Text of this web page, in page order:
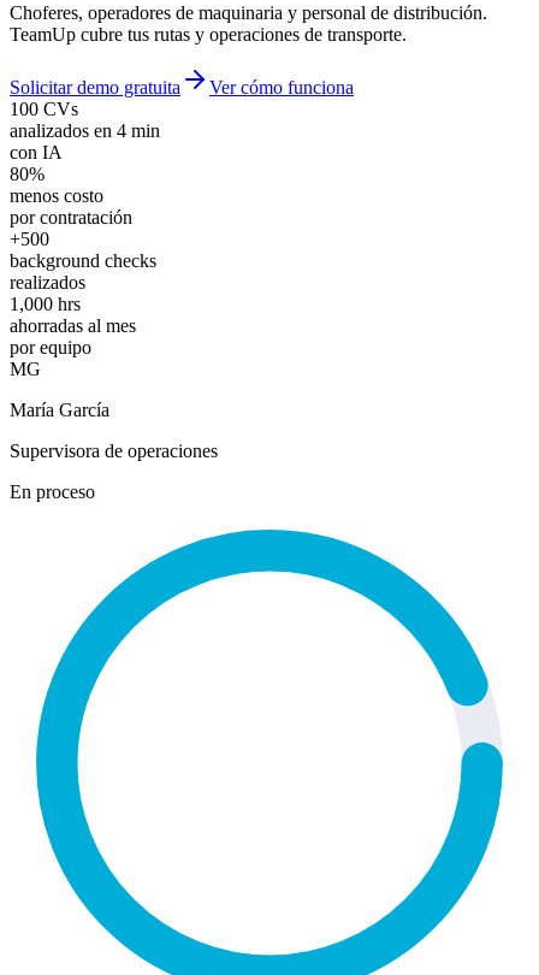
Choferes, operadores de maquinaria y personal de distribución.
TeamUp cubre tus rutas y operaciones de transporte.
Solicitar demo gratuita
Ver cómo funciona
100 CVs
analizados en 4 min
con IA
80%
menos costo
por contratación
+500
background checks
realizados
1,000 hrs
ahorradas al mes
por equipo
MG
María García
Supervisora de operaciones
En proceso